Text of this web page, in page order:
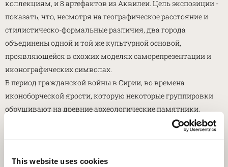
This website uses cookies
коллекциям, и 8 артефактов из Аквилеи. Цель экспозиции -
показать, что, несмотря на географическое расстояние и
стилистическо-формальные различия, два города
объединены одной и той же культурной основой,
проявляющейся в схожих моделях саморепрезентации и
иконографических символах.
В период гражданской войны в Сирии, во времена
иконоборческой ярости, которую некоторые группировки
обрушивают на древние археологические памятники,
выставка обретает большую символическую и идейную
ценность, привлекая внимание к теме раненой археологии.
Цена: 24 €